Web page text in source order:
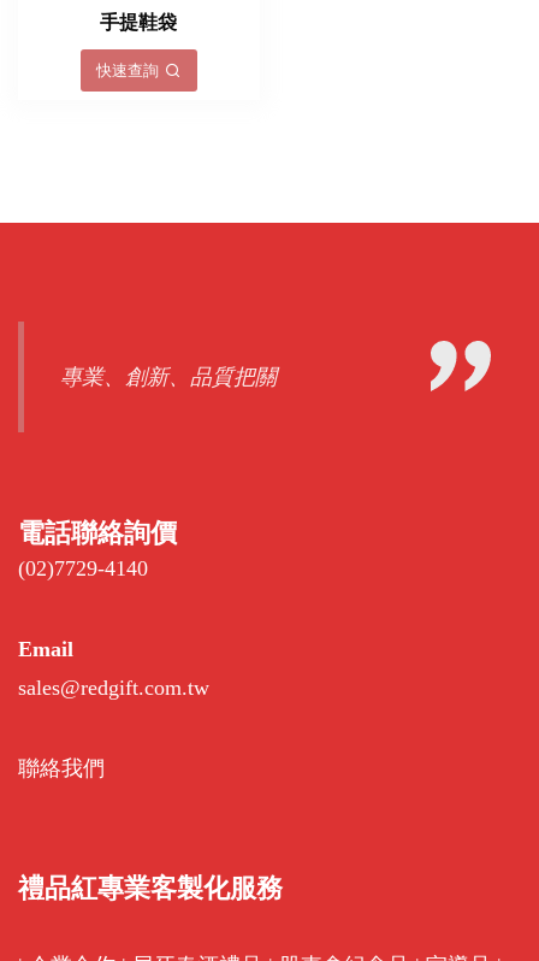
手提鞋袋
快速查詢
專業、創新、品質把關
電話聯絡詢價
(02)7729-4140
Email
sales@redgift.com.tw
聯絡我們
禮品紅專業客製化服務